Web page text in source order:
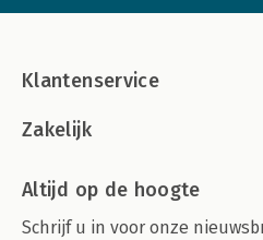
Klantenservice
Zakelijk
Altijd op de hoogte
Schrijf u in voor onze